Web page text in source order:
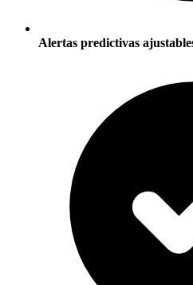
Alertas predictivas